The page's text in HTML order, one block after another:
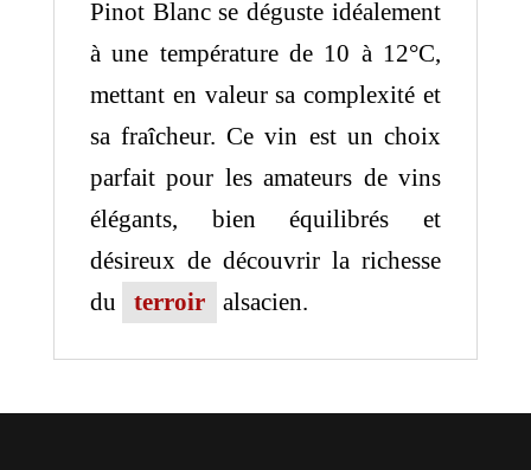
Pinot Blanc se déguste idéalement
à une température de 10 à 12°C,
mettant en valeur sa complexité et
sa fraîcheur. Ce vin est un choix
parfait pour les amateurs de vins
élégants, bien équilibrés et
désireux de découvrir la richesse
du
terroir alsacien.